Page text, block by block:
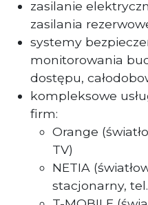
zasilanie
zasilania
systemy
monitorowania
dostępu,
kompleksowe
firm:
Orange
TV)
NETIA
stacjonarny,